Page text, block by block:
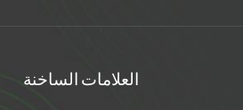
العلامات الساخنة